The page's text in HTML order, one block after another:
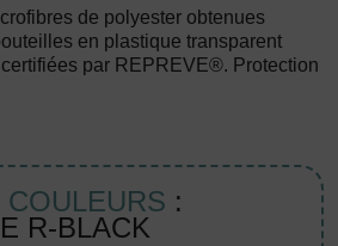
de polyester obtenues
en plastique transparent
par REPREVE®. Protection
COULEURS :
R-BLACK